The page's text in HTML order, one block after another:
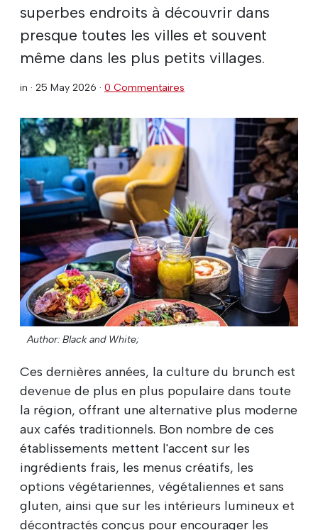
superbes endroits à découvrir dans
presque toutes les villes et souvent
même dans les plus petits villages.
in · 25 May 2026 · 0 Commentaires
Author: Black and White;
Ces dernières années, la culture du brunch est
devenue de plus en plus populaire dans toute
la région, offrant une alternative plus moderne
aux cafés traditionnels. Bon nombre de ces
établissements mettent l'accent sur les
ingrédients frais, les menus créatifs, les
options végétariennes, végétaliennes et sans
gluten, ainsi que sur les intérieurs lumineux et
décontractés conçus pour encourager les